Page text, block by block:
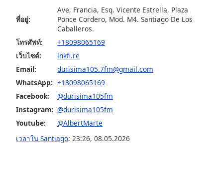
selected
Track
in-
window.
ที่อยู่:
Ave, Francia, Esq. Vicente Estrella, Plaza
Ponce Cordero, Mod. M4. Santiago De Los
Caballeros.
โทรศัพท์:
+18098065169
เว็บไซต์:
lnkfi.re
Email:
durisima105.7fm@gmail.com
WhatsApp: +18098065169
Facebook:
@durisima105fm
Instagram: @durisima105fm
Youtube:
@AlbertMarte
เวลาใน Santiago: 23:26, 08.05.2026